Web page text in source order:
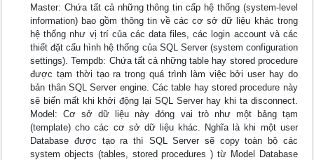
Master: Chứa tất cả những thông tin cấp hệ thống (system-level
information) bao gồm thông tin về các cơ sở dữ liệu khác trong
hệ thống như vị trí của các data files, các login account và các
thiết đặt cấu hình hệ thống của SQL Server (system configuration
settings). Tempdb: Chứa tất cả những table hay stored procedure
được tạm thời tạo ra trong quá trình làm việc bởi user hay do
bản thân SQL Server engine. Các table hay stored procedure này
sẽ biến mất khi khởi động lại SQL Server hay khi ta disconnect.
Model: Cơ sở dữ liệu này đóng vai trò như một bảng tạm
(template) cho các cơ sở dữ liệu khác. Nghĩa là khi một user
Database được tạo ra thì SQL Server sẽ copy toàn bộ các
system objects (tables, stored procedures ) từ Model Database